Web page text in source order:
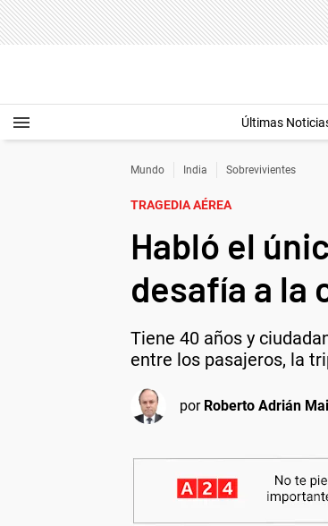
Últimas
Mundo India Sobrevivientes
TRAGEDIA AÉREA
Habló el
desafía a la
Tiene 40 años y
entre los pasajeros, la
por Roberto Adrián